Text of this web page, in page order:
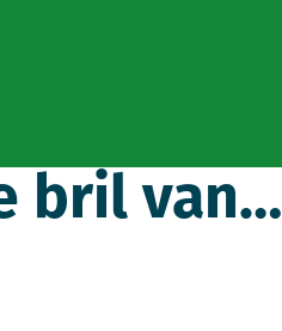
bril van…